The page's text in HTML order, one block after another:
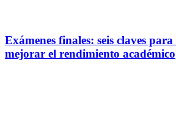
Exámenes finales: seis claves
mejorar el rendimiento académico